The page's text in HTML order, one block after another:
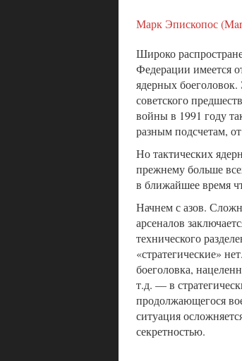
Марк Эпископос
Широко
Федерации имеется
ядерных
советского
войны в 1991 году
разным подсчетам,
Но тактических
прежнему больше
в ближайшее время
Начнем с азов.
арсеналов
технического
«стратегические»
боеголовка,
т.д. — в
продолжающегося
ситуация
секретностью.